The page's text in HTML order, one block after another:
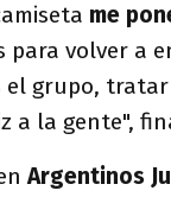
me
para volver a
el grupo,
a la gente",
Argentinos